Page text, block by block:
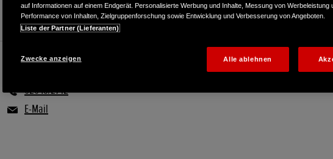
02045/2712
E-Mail
auf Informationen auf einem Endgerät. Personalisierte Werbung und Inhalte, Messung von Werbeleistung
Performance von Inhalten, Zielgruppenforschung sowie Entwicklung und Verbesserung von Angeboten.
Liste der Partner (Lieferanten)
Zwecke anzeigen Alle ablehnen